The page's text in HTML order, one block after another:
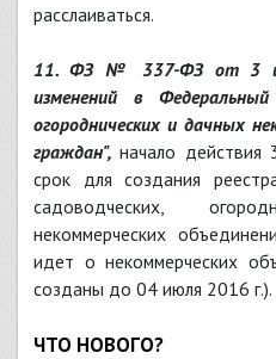
расслаиваться.
11. ФЗ № 337-ФЗ от 3
изменений в
огороднических и дачных
граждан", начало
срок для создания
садоводческих,
некоммерческих
идет о некоммерческих
созданы до 04 июля 2016 г.).
ЧТО НОВОГО?